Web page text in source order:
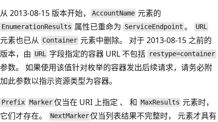
从 2013-08-15 版本开始，
AccountName 元素的
EnumerationResults 属性已重命为 ServiceEndpoint 。 URL
元素也已从 Container 元素中删除。 对于 2013-08-15 之前的
版本，由 URL 字段指定的容器 URL 不包括 restype=container
参数。 如果使用该值针对枚举的容器发出后续请求，请务必附
加此参数以指示资源类型为容器。
Prefix Marker仅当在 URI 上指定 、 和 MaxResults 元素时，
它们才存在。
NextMarker仅当列表结果不完整时， 元素才具有